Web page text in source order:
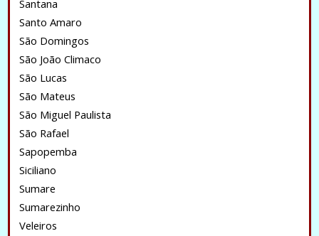
Santana
Santo Amaro
São Domingos
São João Climaco
São Lucas
São Mateus
São Miguel Paulista
São Rafael
Sapopemba
Siciliano
Sumare
Sumarezinho
Veleiros